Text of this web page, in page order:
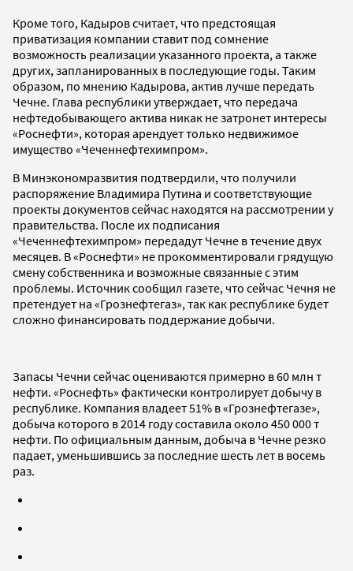
Кроме того, Кадыров считает, что предстоящая
приватизация компании ставит под сомнение
возможность реализации указанного проекта, а также
других, запланированных в последующие годы. Таким
образом, по мнению Кадырова, актив лучше передать
Чечне. Глава республики утверждает, что передача
нефтедобывающего актива никак не затронет интересы
«Роснефти», которая арендует только недвижимое
имущество «Чеченнефтехимпром».
В Минэкономразвития подтвердили, что получили
распоряжение Владимира Путина и соответствующие
проекты документов сейчас находятся на рассмотрении у
правительства. После их подписания
«Чеченнефтехимпром» передадут Чечне в течение двух
месяцев. В «Роснефти» не прокомментировали грядущую
смену собственника и возможные связанные с этим
проблемы. Источник сообщил газете, что сейчас Чечня не
претендует на «Грознефтегаз», так как республике будет
сложно финансировать поддержание добычи.
Запасы Чечни сейчас оцениваются примерно в 60 млн т
нефти. «Роснефть» фактически контролирует добычу в
республике. Компания владеет 51% в «Грознефтегазе»,
добыча которого в 2014 году составила около 450 000 т
нефти. По официальным данным, добыча в Чечне резко
падает, уменьшившись за последние шесть лет в восемь
раз.